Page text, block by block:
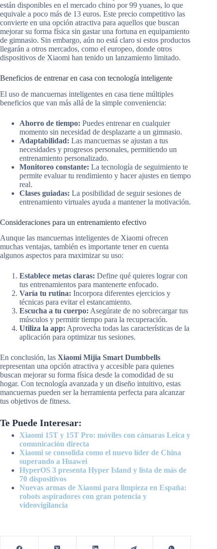
están disponibles en el mercado chino por 99 yuanes, lo que
equivale a poco más de 13 euros. Este precio competitivo las
convierte en una opción atractiva para aquellos que buscan
mejorar su forma física sin gastar una fortuna en equipamiento
de gimnasio. Sin embargo, aún no está claro si estos productos
llegarán a otros mercados, como el europeo, donde otros
dispositivos de Xiaomi han tenido un lanzamiento limitado.
Beneficios de entrenar en casa con tecnología inteligente
El uso de mancuernas inteligentes en casa tiene múltiples
beneficios que van más allá de la simple conveniencia:
Ahorro de tiempo: Puedes entrenar en cualquier
momento sin necesidad de desplazarte a un gimnasio.
Adaptabilidad: Las mancuernas se ajustan a tus
necesidades y progresos personales, permitiendo un
entrenamiento personalizado.
Monitoreo constante: La tecnología de seguimiento te
permite evaluar tu rendimiento y hacer ajustes en tiempo
real.
Clases guiadas: La posibilidad de seguir sesiones de
entrenamiento virtuales ayuda a mantener la motivación.
Consideraciones para un entrenamiento efectivo
Aunque las mancuernas inteligentes de Xiaomi ofrecen
muchas ventajas, también es importante tener en cuenta
algunos aspectos para maximizar su uso:
Establece metas claras: Define qué quieres lograr con
tus entrenamientos para mantenerte enfocado.
Varía tu rutina: Incorpora diferentes ejercicios y
técnicas para evitar el estancamiento.
Escucha a tu cuerpo: Asegúrate de no sobrecargar tus
músculos y permitir tiempo para la recuperación.
Utiliza la app: Aprovecha todas las características de la
aplicación para optimizar tus sesiones.
En conclusión, las Xiaomi Mijia Smart Dumbbells
representan una opción atractiva y accesible para quienes
buscan mejorar su forma física desde la comodidad de su
hogar. Con tecnología avanzada y un diseño intuitivo, estas
mancuernas pueden ser la herramienta perfecta para alcanzar
tus objetivos de fitness.
Te Puede Interesar:
Xiaomi 15T y 15T Pro: móviles con cámaras Leica y
comunicación directa
Xiaomi se consolida como el nuevo líder de China
superando a Huawei
HyperOS 3 presenta Hyper Island y lista de más de
70 dispositivos
Nuevas armas de Xiaomi para limpieza en España:
robots aspiradores con gran potencia y
videovigilancia